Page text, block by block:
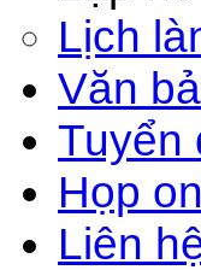
Lịch
Văn
Tuyển
Họp
Liên